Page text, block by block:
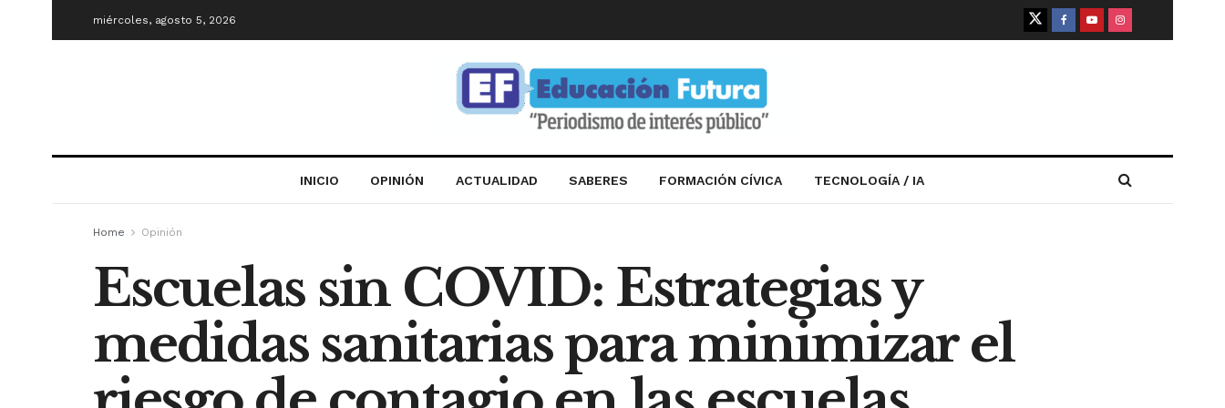
miércoles, agosto 5, 2026
INICIO OPINIÓN ACTUALIDAD SABERES FORMACIÓN CÍVICA TECNOLOGÍA / IA
Home Opinión
Escuelas sin COVID: Estrategias y
medidas sanitarias para minimizar el